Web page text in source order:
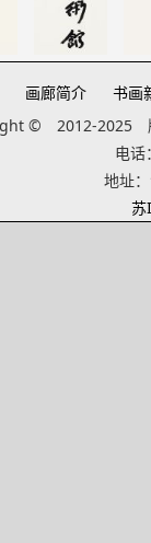
画廊简介
书画
© 2012-2025
电话
地址
苏